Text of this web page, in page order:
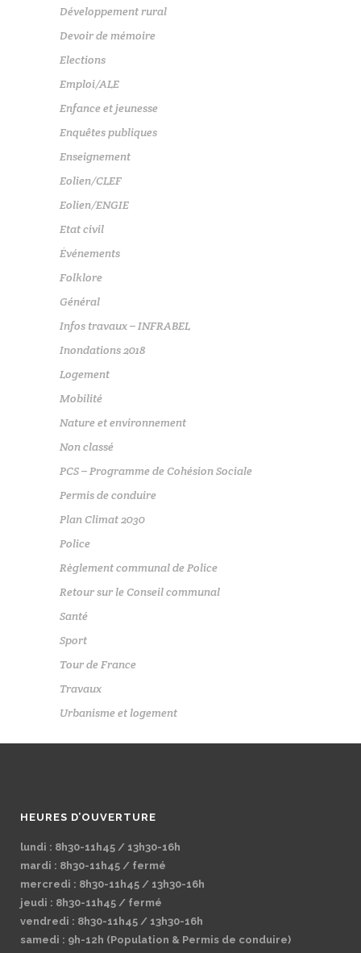
Développement rural
Devoir de mémoire
Elections
Emploi/ALE
Enfance et jeunesse
Enquêtes publiques
Enseignement
Eolien/CLEF
Eolien/ENGIE
Etat civil
Événements
Folklore
Général
Infos travaux – INFRABEL
Inondations 2018
Logement
Mobilité
Nature et environnement
Non classé
PCS – Programme de Cohésion Sociale
Permis de conduire
Plan Climat 2030
Police
Règlement communal de Police
Retour sur le Conseil communal
Santé
Sport
Tour de France
Travaux
Urbanisme et logement
HEURES D’OUVERTURE
lundi : 8h30-11h45 / 13h30-16h
mardi : 8h30-11h45 / fermé
mercredi : 8h30-11h45 / 13h30-16h
jeudi : 8h30-11h45 / fermé
vendredi : 8h30-11h45 / 13h30-16h
samedi : 9h-12h (Population & Permis de conduire)